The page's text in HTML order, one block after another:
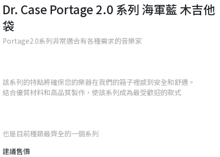
Dr. Case Portage 2.0 系列 海軍藍 木吉他
袋
Portage2.0系列非常適合有各種需求的音樂家
該系列的特點將確保您的樂器在我們的箱子裡感到安全和舒適。
結合優質材料和高品質製作，使該系列成為最受歡迎的款式
也是目前種類最齊全的一個系列
建議售價